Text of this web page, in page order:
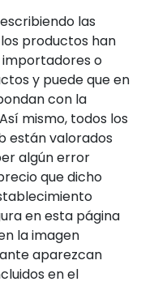
las
productos han
o
y puede que en
con la
mismo, todos los
están valorados
algún error
que dicho
en esta página
la imagen
aparezcan
en el